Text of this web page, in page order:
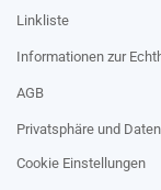
Linkliste
Informationen zur
AGB
Privatsphäre und
Cookie Einstellungen